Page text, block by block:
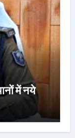
में नये